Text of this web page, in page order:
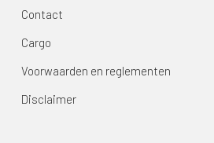
Contact
Cargo
Voorwaarden en reglementen
Disclaimer